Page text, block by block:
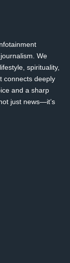
We
spirituality,
connects deeply
and a sharp
just news—it’s